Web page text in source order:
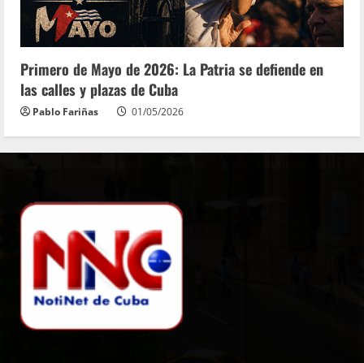
Primero de Mayo de 2026: La Patria se defiende en
las calles y plazas de Cuba
Pablo Fariñas 01/05/2026